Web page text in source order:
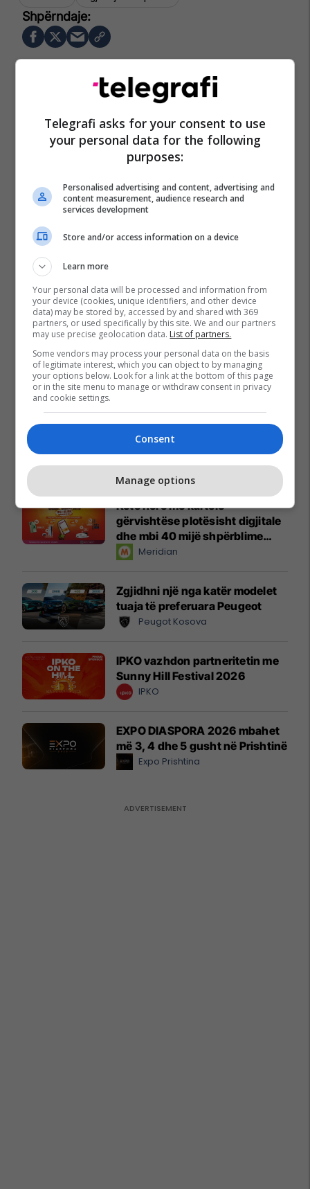
Promo Reklamo këtu
Këtë herë me kartelë
gërvishtëse plotësisht digjitale
dhe mbi 40 mijë shpërblime
instant!Meridian
Zgjidhni një nga katër modelet
tuaja të preferuara Peugeot
Peugot Kosova
IPKO vazhdon partneritetin me
Sunny Hill Festival 2026
IPKO
EXPO DIASPORA 2026 mbahet
më 3, 4 dhe 5 gusht në Prishtinë
Expo Prishtina
Telegrafi asks for your consent to use
your personal data for the following
purposes:
Personalised advertising and content, advertising and
content measurement, audience research and
services development
Store and/or access information on a device
Learn more
Your personal data will be processed and information from
your device (cookies, unique identifiers, and other device
data) may be stored by, accessed by and shared with 369
partners, or used specifically by this site. We and our partners
may use precise geolocation data. List of partners.
Some vendors may process your personal data on the basis
of legitimate interest, which you can object to by managing
your options below. Look for a link at the bottom of this page
or in the site menu to manage or withdraw consent in privacy
and cookie settings.
Consent
Manage options